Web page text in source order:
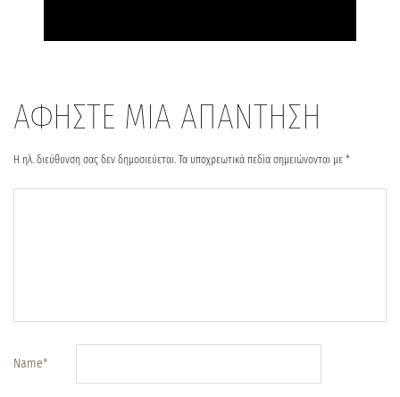
ΑΦΗΣΤΕ ΜΙΑ ΑΠΑΝΤΗΣΗ
Η ηλ. διεύθυνση σας δεν δημοσιεύεται. Τα υποχρεωτικά πεδία σημειώνονται με *
Name*